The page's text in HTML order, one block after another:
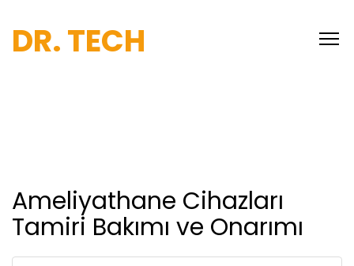
DR. TECH
Ameliyathane Cihazları
Tamiri Bakımı ve Onarımı